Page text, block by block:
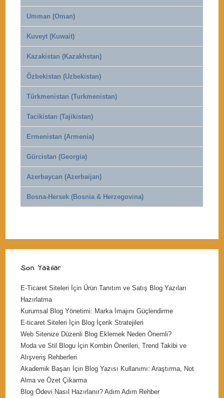
Umman (Oman)
Kuveyt (Kuwait)
Kazakistan (Kazakhstan)
Özbekistan (Uzbekistan)
Türkmenistan (Turkmenistan)
Tacikistan (Tajikistan)
Ermenistan (Armenia)
Gürcistan (Georgia)
Azerbaycan (Azerbaijan)
Bosna-Hersek (Bosnia & Herzegovina)
Son Yazılar
E-Ticaret Siteleri İçin Ürün Tanıtım ve Satış Blog Yazıları
Hazırlatma
Kurumsal Blog Yönetimi: Marka İmajını Güçlendirme
E-ticaret Siteleri İçin Blog İçerik Stratejileri
Web Sitenize Düzenli Blog Eklemek Neden Önemli?
Moda ve Stil Blogu İçin Kombin Önerileri, Trend Takibi ve
Alışveriş Rehberleri
Akademik Başarı İçin Blog Yazısı Kullanımı: Araştırma, Not
Alma ve Özet Çıkarma
Blog Ödevi Nasıl Hazırlanır? Adım Adım Rehber